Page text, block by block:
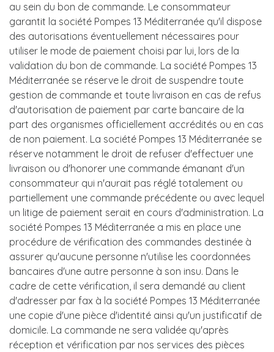
au sein du bon de commande. Le consommateur
garantit la société Pompes 13 Méditerranée qu'il dispose
des autorisations éventuellement nécessaires pour
utiliser le mode de paiement choisi par lui, lors de la
validation du bon de commande. La société Pompes 13
Méditerranée se réserve le droit de suspendre toute
gestion de commande et toute livraison en cas de refus
d'autorisation de paiement par carte bancaire de la
part des organismes officiellement accrédités ou en cas
de non paiement. La société Pompes 13 Méditerranée se
réserve notamment le droit de refuser d'effectuer une
livraison ou d'honorer une commande émanant d'un
consommateur qui n'aurait pas réglé totalement ou
partiellement une commande précédente ou avec lequel
un litige de paiement serait en cours d'administration. La
société Pompes 13 Méditerranée a mis en place une
procédure de vérification des commandes destinée à
assurer qu'aucune personne n'utilise les coordonnées
bancaires d'une autre personne à son insu. Dans le
cadre de cette vérification, il sera demandé au client
d'adresser par fax à la société Pompes 13 Méditerranée
une copie d'une pièce d'identité ainsi qu'un justificatif de
domicile. La commande ne sera validée qu'après
réception et vérification par nos services des pièces